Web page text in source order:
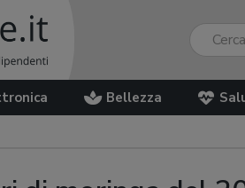
Bellezza